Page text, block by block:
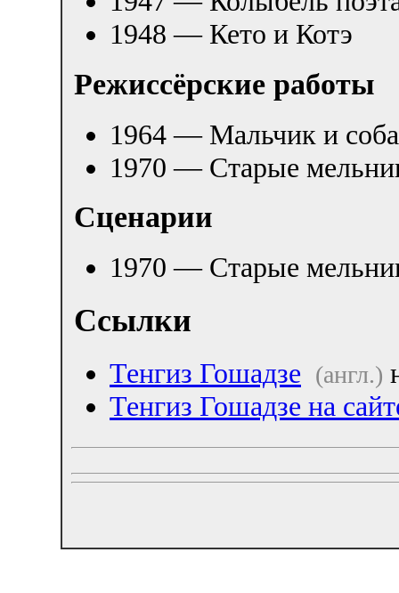
1948 — Кето и Котэ
Режиссёрские работы
1964 — Мальчик и
1970 — Старые
Сценарии
1970 — Старые
Ссылки
Тенгиз Гошадзе (англ.)
Тенгиз Гошадзе на